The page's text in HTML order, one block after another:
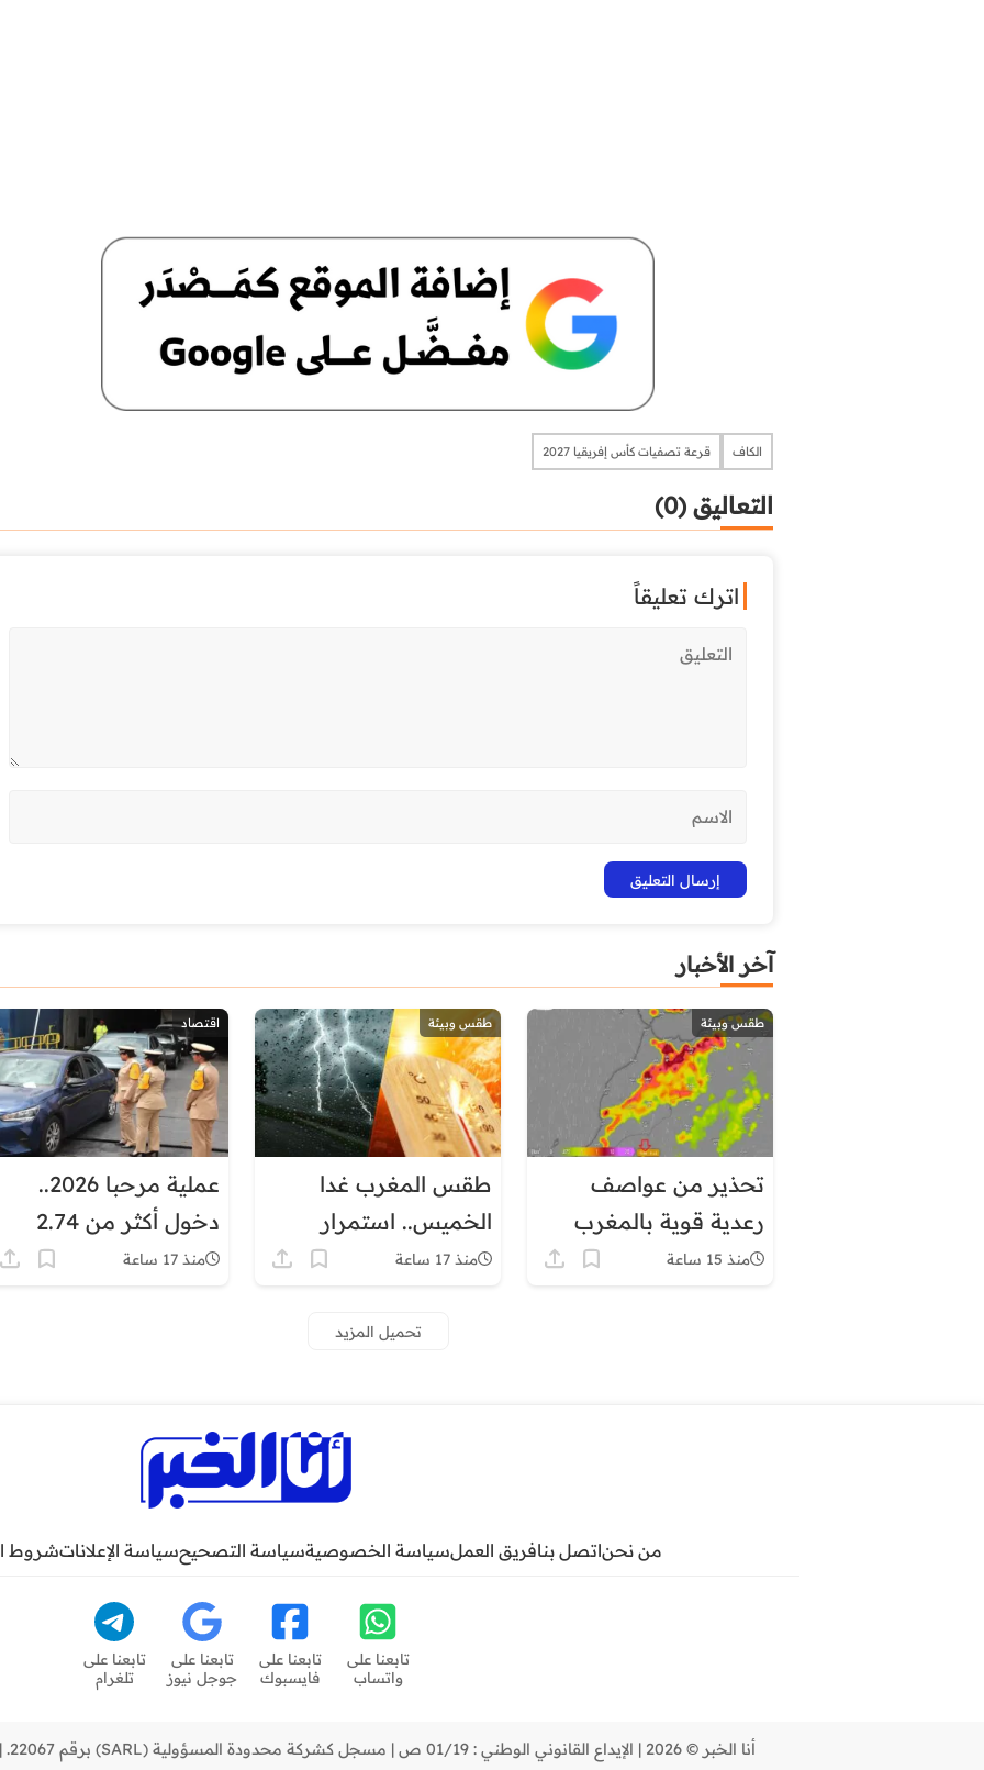
الكاف قرعة تصفيات كأس إفريقيا 2027
التعاليق (0)
اترك تعليقاً
آخر الأخبار
طقس وبيئة
تحذير من عواصف
رعدية قوية بالمغرب
نهاية الأسبوع
منذ 15 ساعة
طقس وبيئة
طقس المغرب غدا
الخميس.. استمرار
الأجواء الحارة مع زخات
الحرارة المرتقبة
منذ 17 ساعة
اقتصاد
عملية مرحبا 2026..
دخول أكثر من 2.74
مليون من مغاربة العالم
منذ 17 ساعة
تحميل المزيد
من نحناتصل بنافريق العملسياسة الخصوصيةسياسة التصحيحسياسة الإعلاناتشروط
تابعنا على
واتساب
تابعنا على
فايسبوك
تابعنا على
جوجل نيوز
تابعنا على
تلغرام
أنا الخبر © 2026 | الإيداع القانوني الوطني : 01/19 ص | مسجل كشركة محدودة المسؤولية (SARL) برقم 22067. | استضافة وتطوير شركة